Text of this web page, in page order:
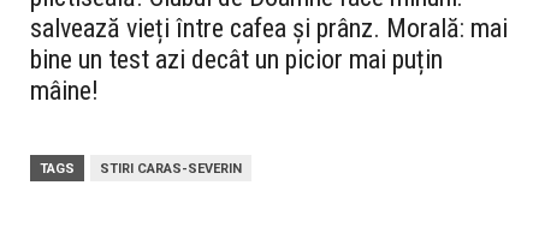
salvează vieți între cafea și prânz. Morală: mai
bine un test azi decât un picior mai puțin
mâine!
TAGS STIRI CARAS-SEVERIN